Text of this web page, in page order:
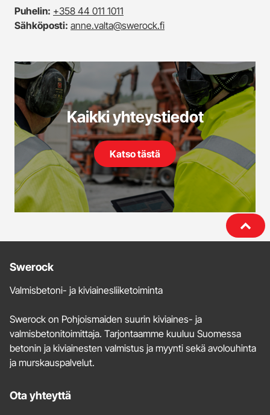
Puhelin: +358 44 011 1011
Sähköposti: anne.valta@swerock.fi
Kaikki yhteystiedot
Katso tästä
Lisätietoja
ja
Swerock
Valmisbetoni- ja kiviainesliiketoiminta
Swerock on Pohjoismaiden suurin kiviaines- ja
valmisbetonitoimittaja. Tarjontaamme kuuluu Suomessa
betonin ja kiviainesten valmistus ja myynti sekä avolouhinta
ja murskauspalvelut.
Ota yhteyttä